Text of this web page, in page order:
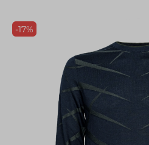
-17%